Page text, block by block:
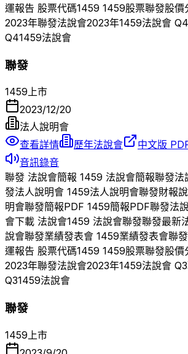
運報告 股票代碼1459 1459股票聯發股價
2023年聯發法說會2023年1459法說會 Q4
Q41459法說會
聯發
1459上市
2023/12/20
法人說明會
查看詳情
歷年法說會 中文版
音訊錄音
聯發 法說會簡報 1459 法說會簡報聯發法
發法人說明會 1459法人說明會聯發財報
明會聯發簡報PDF 1459簡報PDF聯發法
會下載 法說會1459 法說會聯發聯發最新
說會聯發業績發表會 1459業績發表會聯發
運報告 股票代碼1459 1459股票聯發股價
2023年聯發法說會2023年1459法說會 Q3
Q31459法說會
聯發
1459 上市